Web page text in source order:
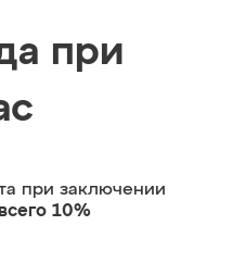
при
при заключении
10%